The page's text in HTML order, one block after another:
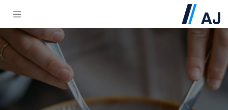
تخطي للذهاب إلى المحتوى